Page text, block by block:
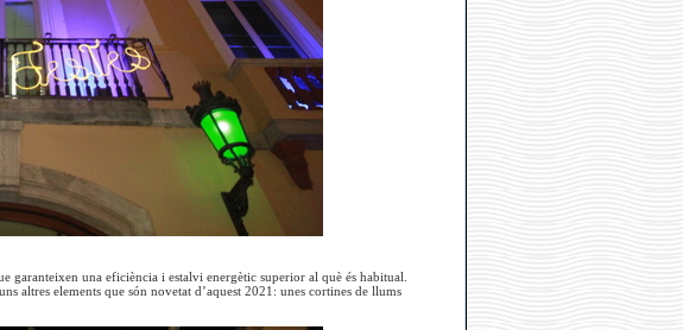
una eficiència i estalvi energètic superior al què és habitual.
altres elements que són novetat d’aquest 2021: unes cortines de llums